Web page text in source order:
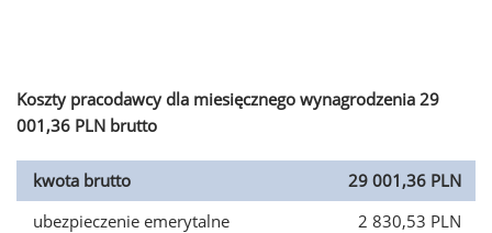
Koszty pracodawcy dla miesięcznego wynagrodzenia 29
001,36 PLN brutto
kwota brutto
29 001,36 PLN
ubezpieczenie emerytalne
2 830,53 PLN